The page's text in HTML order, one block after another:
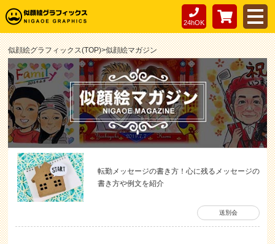
24hOK
似顔絵グラフィックス(TOP)>似顔絵マガジン
転勤メッセージの書き方！心に残るメッセージの
書き方や例文を紹介
送別会